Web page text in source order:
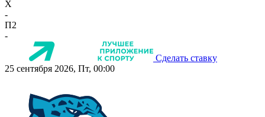
X
-
П2
-
Сделать ставку
25 сентября 2026, Пт, 00:00